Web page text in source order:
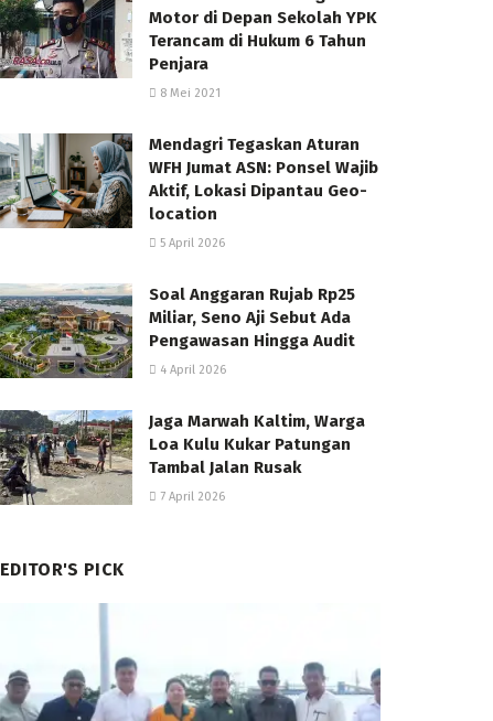
Motor di Depan Sekolah YPK
Terancam di Hukum 6 Tahun
Penjara
8 Mei 2021
Mendagri Tegaskan Aturan
WFH Jumat ASN: Ponsel Wajib
Aktif, Lokasi Dipantau Geo-
location
5 April 2026
Soal Anggaran Rujab Rp25
Miliar, Seno Aji Sebut Ada
Pengawasan Hingga Audit
4 April 2026
Jaga Marwah Kaltim, Warga
Loa Kulu Kukar Patungan
Tambal Jalan Rusak
7 April 2026
EDITOR'S PICK